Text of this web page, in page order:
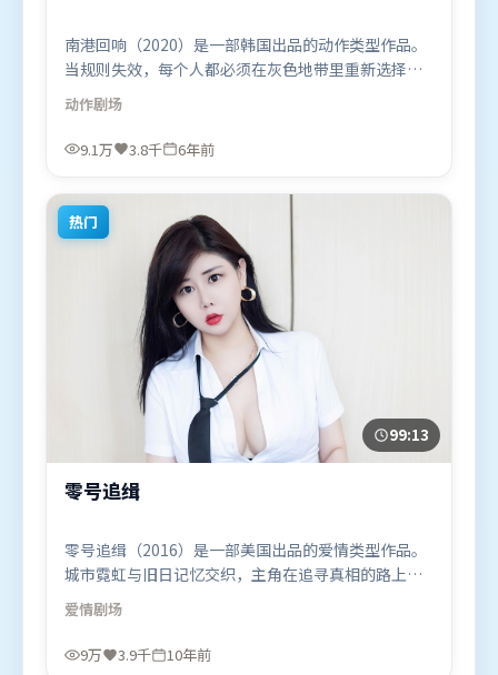
南港回响（2020）是一部韩国出品的动作类型作品。
当规则失效，每个人都必须在灰色地带里重新选择立
场与底线。高潮段落信息密度高，情绪释放与主题回
扣同时完成。由史蒂文·斯皮尔伯格执导，雷佳音、
杨幂、古天乐，长泽雅美等联袂出演。影片于2020年
题材的观众观看。
动作剧场
9.1万 3.8千 6年前
热门
99:13
零号追缉
零号追缉（2016）是一部美国出品的爱情类型作品。
城市霓虹与旧日记忆交织，主角在追寻真相的路上不
断付出代价。摄影与美术共同营造出强烈地域气质，
增强沉浸感。由王家卫执导，李政宰、赵丽颖、古天
乐，咏梅、堺雅人等联袂出演。影片于2016年6月16
爱情剧场
9万 3.9千 10年前